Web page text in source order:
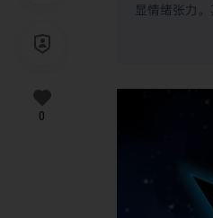
显情绪张力
0